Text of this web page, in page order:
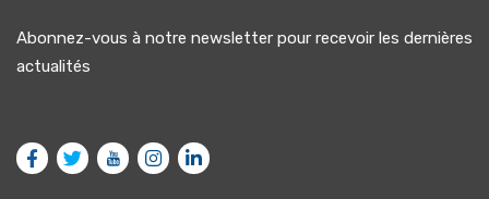
Abonnez-vous à notre newsletter pour recevoir les dernières
actualités